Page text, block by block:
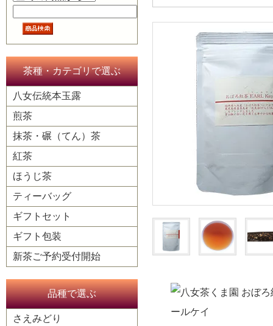
茶種・カテゴリで選ぶ
八女伝統本玉露
煎茶
抹茶・碾（てん）茶
紅茶
ほうじ茶
ティーバッグ
ギフトセット
ギフト包装
新茶ご予約受付開始
品種で選ぶ
さえみどり